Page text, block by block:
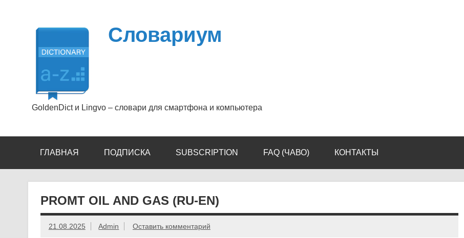
Словариум
GoldenDict и Lingvo – словари для смартфона и компьютера
ГЛАВНАЯ ПОДПИСКА SUBSCRIPTION FAQ (ЧАВО) КОНТАКТЫ
PROMT OIL AND GAS (RU-EN)
21.08.2025 Admin Оставить комментарий